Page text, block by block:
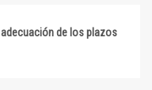
adecuación de los plazos